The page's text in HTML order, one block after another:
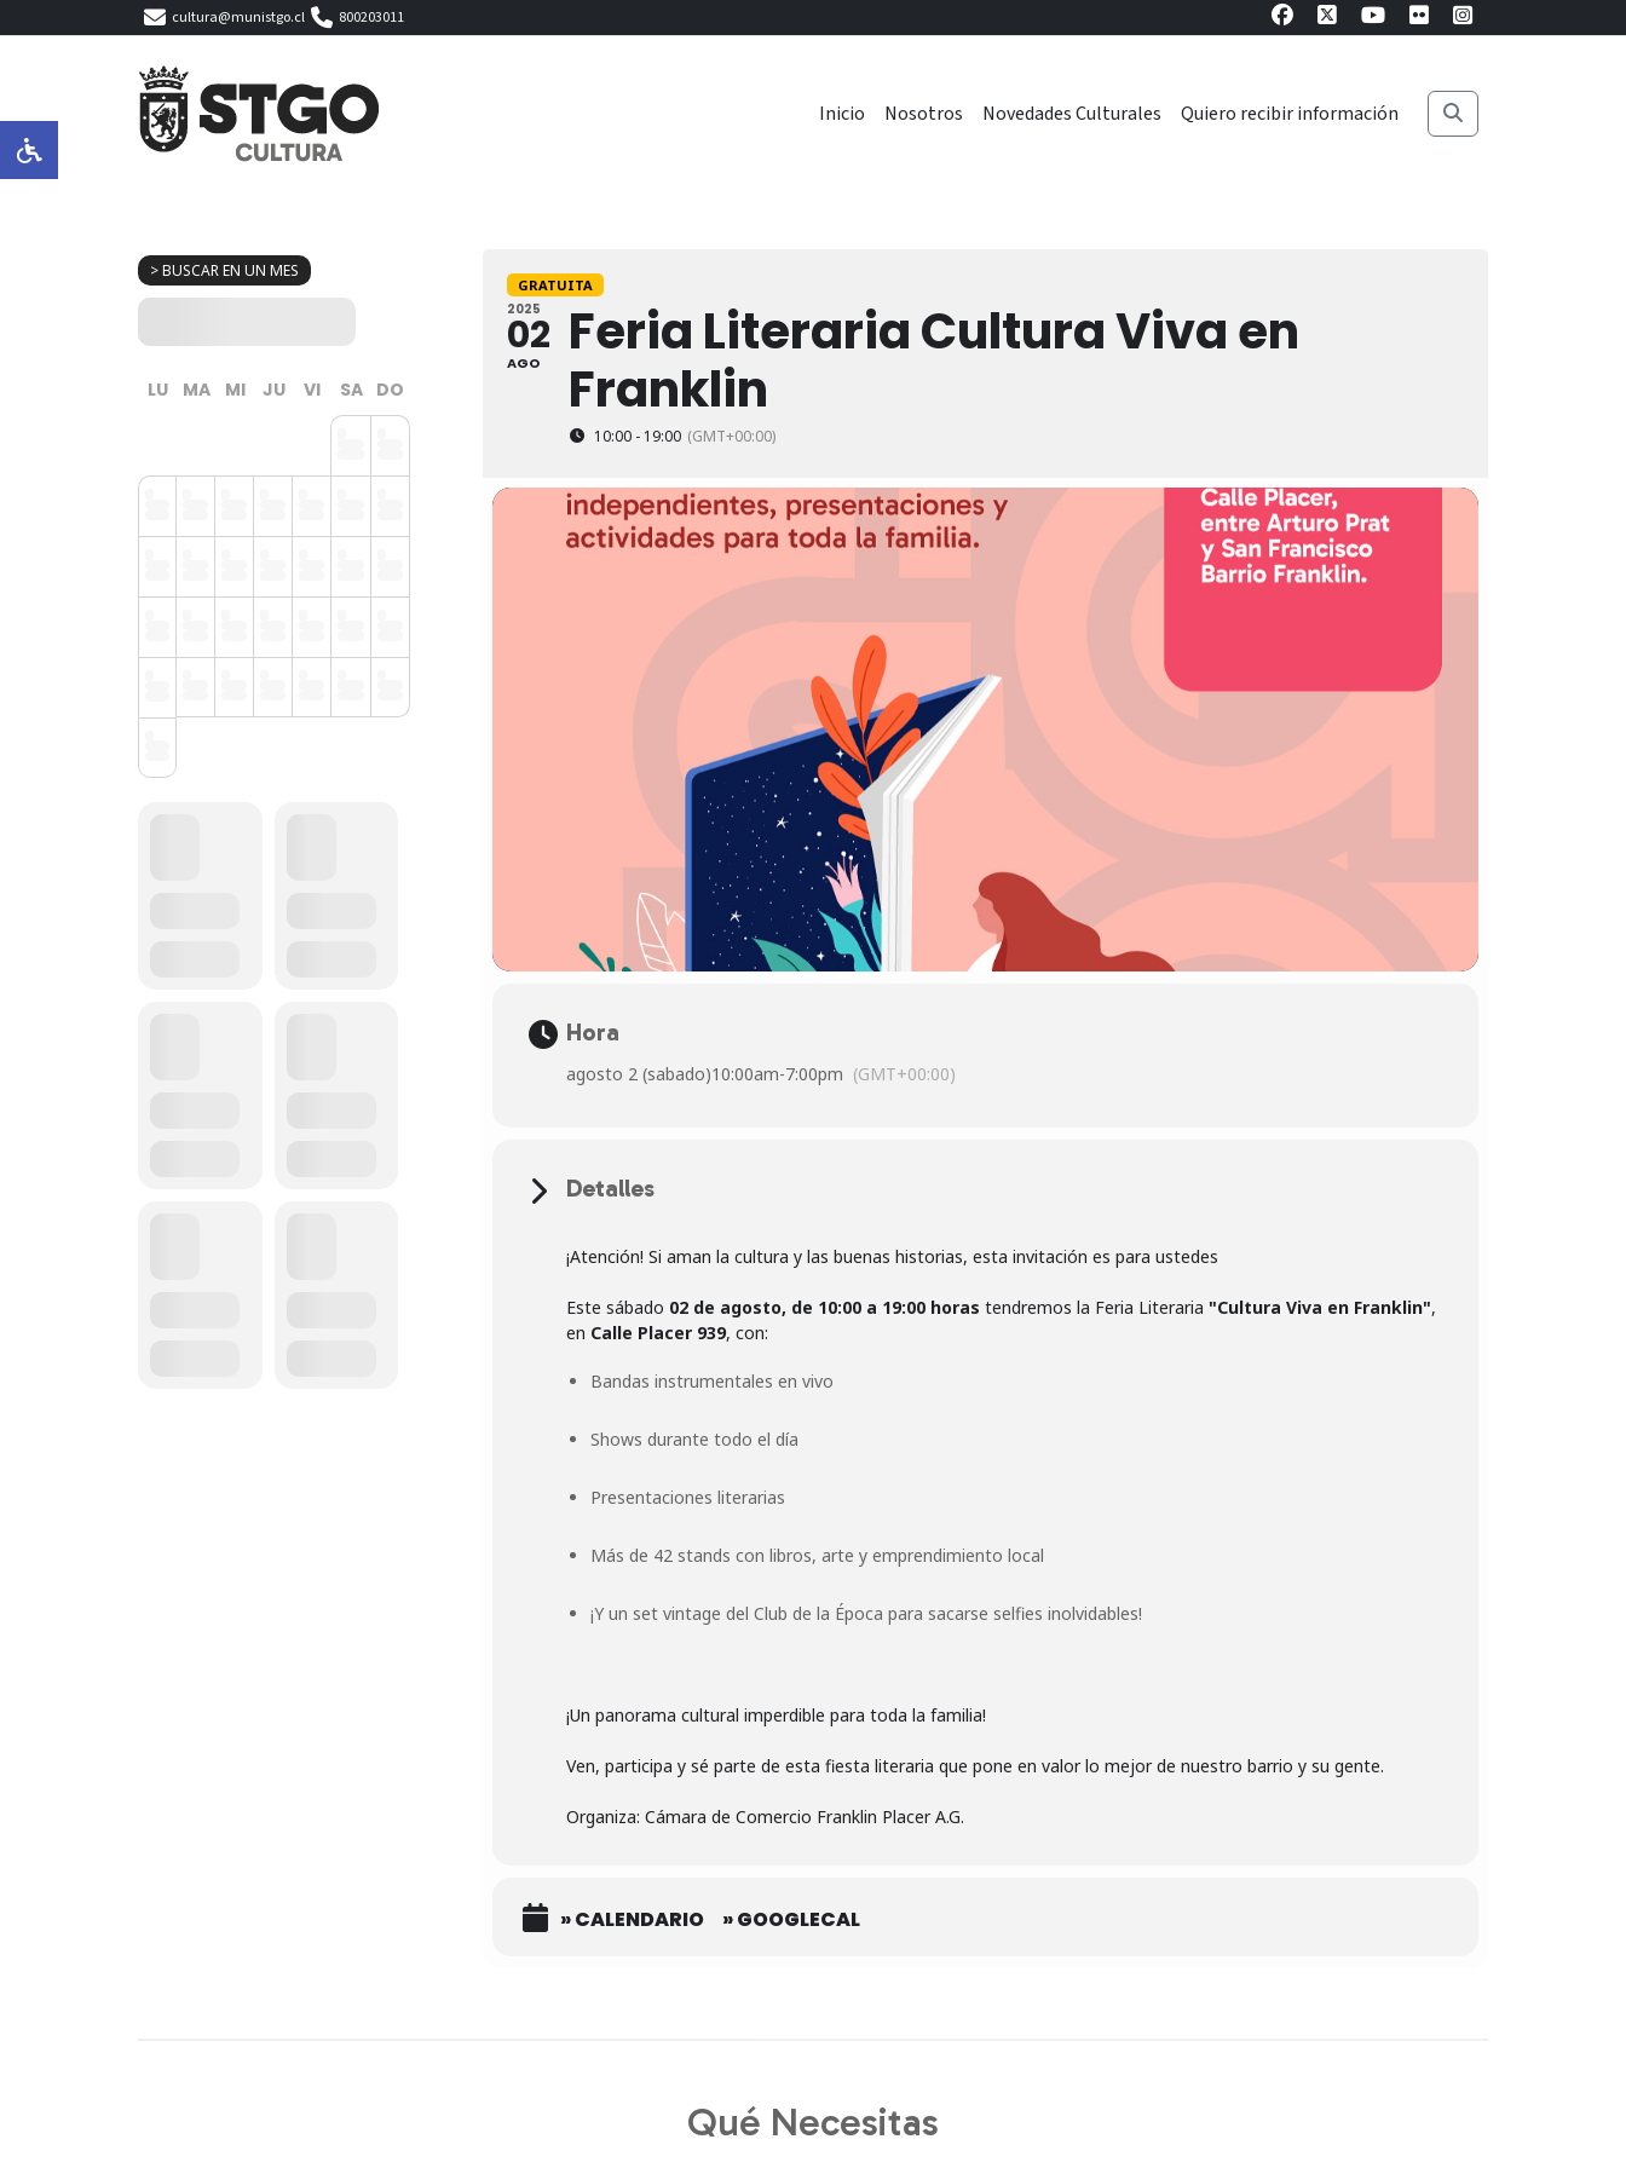
cultura@munistgo.cl 800203011
Inicio Nosotros Novedades Culturales Quiero recibir información
> BUSCAR EN UN MES
LU MA MI JU VI SA DO
GRATUITA
2025
02
AGO
Feria Literaria Cultura Viva en
Franklin
10:00 - 19:00 (GMT+00:00)
Hora
agosto 2 (sabado)10:00am-7:00pm (GMT+00:00)
Detalles
¡Atención! Si aman la cultura y las buenas historias, esta invitación es para ustedes
Este sábado 02 de agosto, de 10:00 a 19:00 horas tendremos la Feria Literaria "Cultura Viva en Franklin",
en Calle Placer 939
Bandas instrumentales en vivo
Shows durante todo el día
Presentaciones literarias
Más de 42 stands con libros, arte y emprendimiento local
¡Y un set vintage del Club de la Época para sacarse selfies inolvidables!
¡Un panorama cultural imperdible para toda la familia!
Ven, participa y sé parte de esta fiesta literaria que pone en valor lo mejor de nuestro barrio y su gente.
Organiza: Cámara de Comercio Franklin Placer A.G.
» CALENDARIO » GOOGLECAL
Qué Necesitas